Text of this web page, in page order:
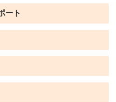
ート